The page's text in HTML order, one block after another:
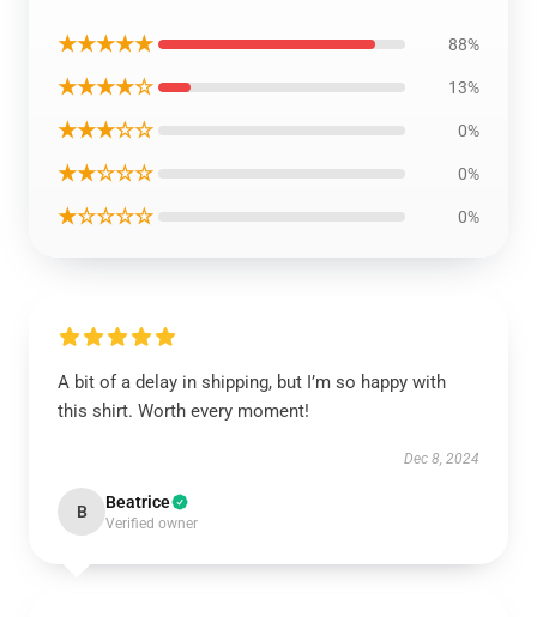
★★★★★ 88%
★★★★☆ 13%
★★★☆☆ 0%
★★☆☆☆ 0%
★☆☆☆☆ 0%
A bit of a delay in shipping, but I’m so happy with
this shirt. Worth every moment!
Dec 8, 2024
B Beatrice
Verified owner